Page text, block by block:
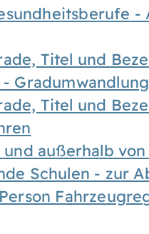
Titel und
Titel und
außerhalb
Schulen - zur